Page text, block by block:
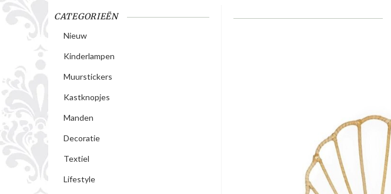
CATEGORIEËN
Nieuw
Kinderlampen
Muurstickers
Kastknopjes
Manden
Decoratie
Textiel
Lifestyle